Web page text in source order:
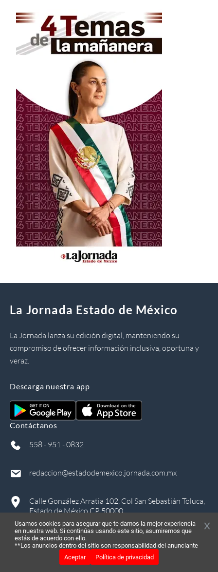
in
La Jornada Estado de México
La Jornada lanza su edición digital, manteniendo su
compromiso de ofrecer información inclusiva, oportuna y
veraz.
Descarga nuestra app
Contáctanos
558 - 951 - 0832
redaccion@estadodemexico.jornada.com.mx
Calle González Arratia 102, Col San Sebastián Toluca,
Estado de México CP 50000
2026, Todos los derechos reservados
Usamos cookies para asegurar que te damos la mejor experiencia
en nuestra web. Si continúas usando este sitio, asumiremos que
estás de acuerdo con ello.
**Los anuncios dentro del sitio son responsabilidad del anunciante
Aceptar
Política de privacidad